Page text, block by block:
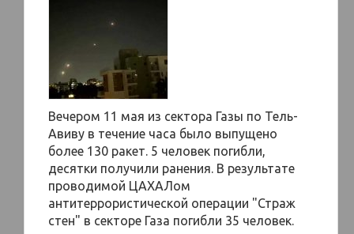
Вечером 11 мая из сектора Газы по Тель-
Авиву в течение часа было выпущено
более 130 ракет. 5 человек погибли,
десятки получили ранения. В результате
проводимой ЦАХАЛом
антитеррористической операции "Страж
стен" в секторе Газа погибли 35 человек.